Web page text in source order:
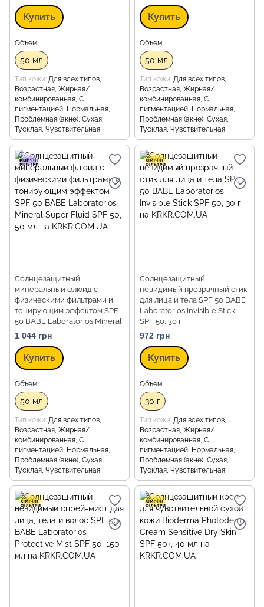
Купить
Объем
50 мл
Тип кожи Для всех типов,
Возрастная, Жирная/
комбинированная, С
пигментацией, Нормальная,
Проблемная (акне), Сухая,
Тусклая, Чувствительная
Купить
Объем
50 мл
Тип кожи Для всех типов,
Возрастная, Жирная/
комбинированная, С
пигментацией, Нормальная,
Проблемная (акне), Сухая,
Тусклая, Чувствительная
Солнцезащитный
минеральный флюид с
физическими фильтрами и
тонирующим эффектом SPF
50 BABE Laboratorios Mineral
Super Fluid SPF 50, 50 мл
1 044 грн
Купить
Объем
50 мл
Тип кожи Для всех типов,
Возрастная, Жирная/
комбинированная, С
пигментацией, Нормальная,
Проблемная (акне), Сухая,
Тусклая, Чувствительная
Солнцезащитный
невидимый прозрачный стик
для лица и тела SPF 50 BABE
Laboratorios Invisible Stick
SPF 50, 30 г
972 грн
Купить
Объем
30 г
Тип кожи Для всех типов,
Возрастная, Жирная/
комбинированная, С
пигментацией, Нормальная,
Проблемная (акне), Сухая,
Тусклая, Чувствительная